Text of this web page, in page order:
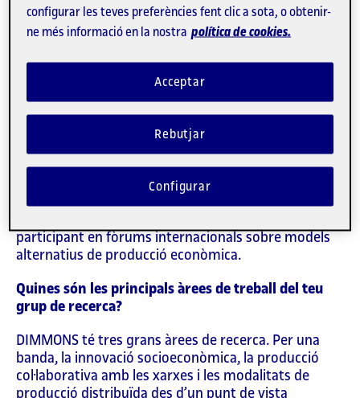
Antropòloga, economista i doctora en Ciències
Mayo Fuster
cinc anys a diverses ONG i organitzacions de
moviments socials. La investigadora principal del
grup Digital Commons (DIMMONS
de recerca de la UOC, és experta en innovació
socioeconòmica, concretament en economia
col·laborativa. Fuster és també professora associada
a la Universitat Harvard i assessora institucions com
participant en fòrums internacionals sobre models
alternatius de producció econòmica.
Quines són les principals àrees de treball del teu
grup de recerca?
DIMMONS té tres grans àrees de recerca. Per una
banda, la innovació socioeconòmica, la producció
col·laborativa amb les xarxes i les modalitats de
producció distribuïda des d’un punt de vista
configurar les teves preferències fent clic a sota, o obtenir-
ne més informació en la nostra política de cookies.
Rebutjar
Acceptar
Configurar